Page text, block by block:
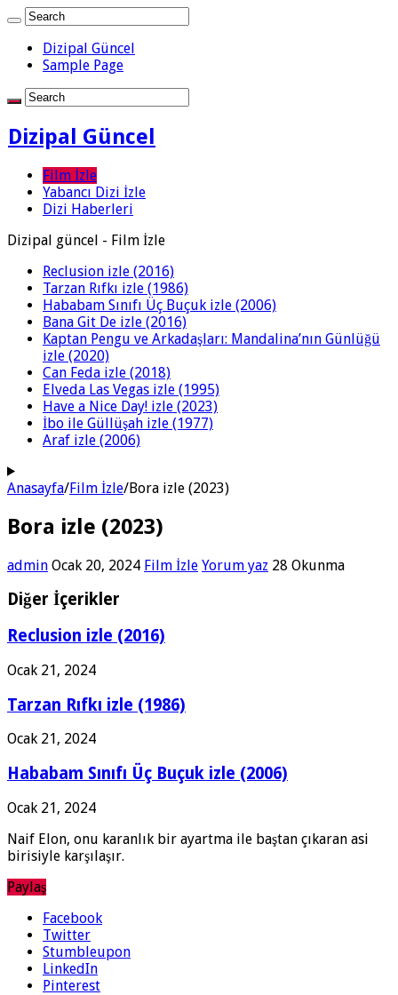
Dizipal Güncel
Sample Page
Dizipal Güncel
Film İzle
Yabancı Dizi İzle
Dizi Haberleri
Dizipal güncel - Film İzle
Reclusion izle (2016)
Tarzan Rıfkı izle (1986)
Hababam Sınıfı Üç Buçuk izle (2006)
Bana Git De izle (2016)
Kaptan Pengu ve Arkadaşları: Mandalina’nın Günlüğü
izle (2020)
Can Feda izle (2018)
Elveda Las Vegas izle (1995)
Have a Nice Day! izle (2023)
İbo ile Güllüşah izle (1977)
Araf izle (2006)
Anasayfa/Film İzle/Bora izle (2023)
Bora izle (2023)
admin Ocak 20, 2024 Film İzle Yorum yaz 28 Okunma
Diğer İçerikler
Reclusion izle (2016)
Ocak 21, 2024
Tarzan Rıfkı izle (1986)
Ocak 21, 2024
Hababam Sınıfı Üç Buçuk izle (2006)
Ocak 21, 2024
Naif Elon, onu karanlık bir ayartma ile baştan çıkaran asi
birisiyle karşılaşır.
Paylaş
Facebook
Twitter
Stumbleupon
LinkedIn
Pinterest